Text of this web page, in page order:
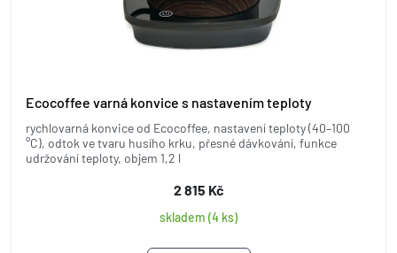
Ecocoffee varná konvice s nastavením teploty
rychlovarná konvice od Ecocoffee, nastavení teploty (40–100
°C), odtok ve tvaru husího krku, přesné dávkování, funkce
udržování teploty, objem 1,2 l
2 815 Kč
skladem (4 ks)